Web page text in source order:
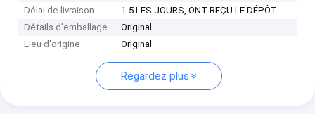
Délai de livraison
1-5 LES JOURS, ONT REÇU LE DÉPÔT.
Détails d'emballage
Original
Lieu d'origine
Original
Regardez plus